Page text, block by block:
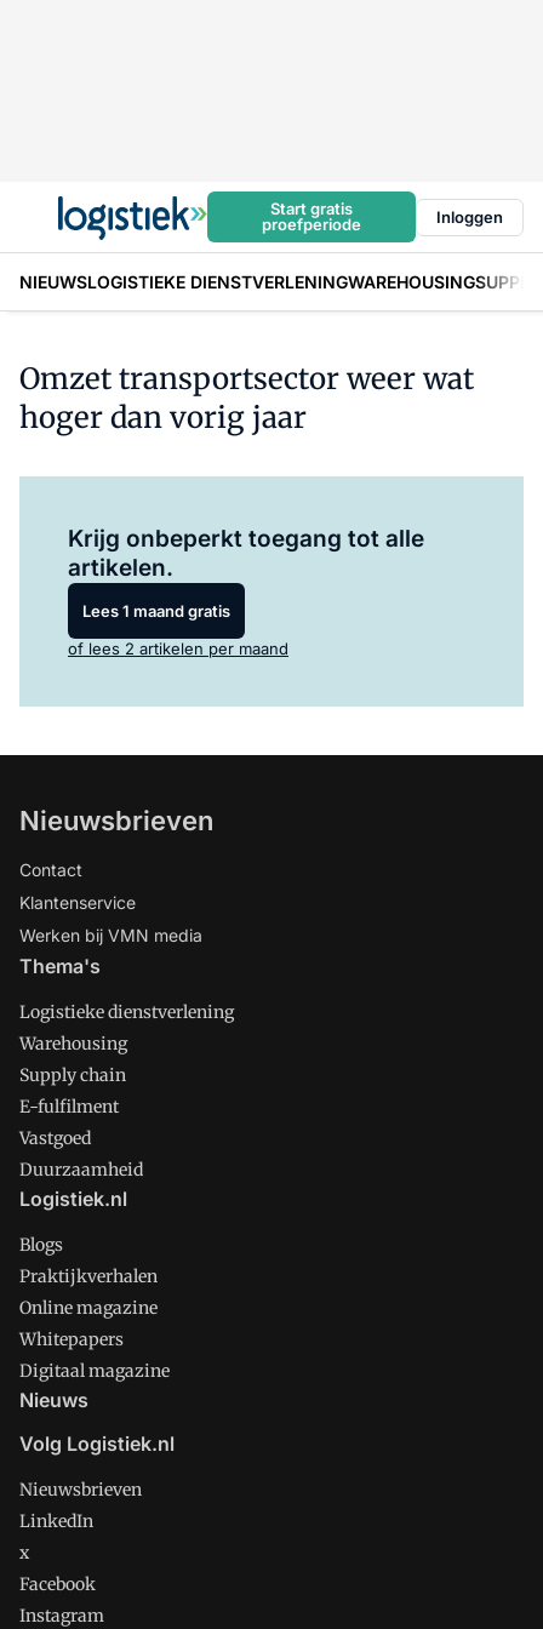
Start gratis
proefperiode
Inloggen
NIEUWSLOGISTIEKE DIENSTVERLENINGWAREHOUSING
Omzet transportsector weer wat
hoger dan vorig jaar
Krijg onbeperkt toegang tot alle
artikelen.
Lees 1 maand gratis
of lees 2 artikelen per maand
Nieuwsbrieven
Contact
Klantenservice
Werken bij VMN media
Thema's
Logistieke dienstverlening
Warehousing
Supply chain
E-fulfilment
Vastgoed
Duurzaamheid
Logistiek.nl
Blogs
Praktijkverhalen
Online magazine
Whitepapers
Digitaal magazine
Nieuws
Volg Logistiek.nl
Nieuwsbrieven
LinkedIn
x
Facebook
Instagram